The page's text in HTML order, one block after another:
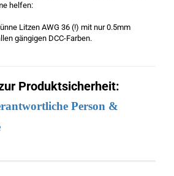
helfen:
Litzen AWG 36 (!) mit nur 0.5mm
gängigen DCC-Farben.
Produktsicherheit:
Person &